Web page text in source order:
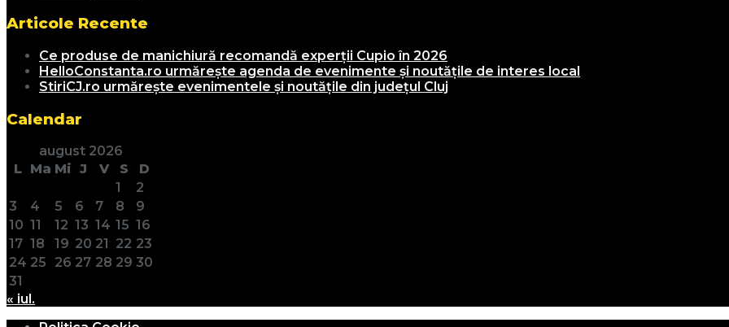
Articole Recente
Ce produse de manichiură recomandă experții Cupio în 2026
HelloConstanta.ro urmărește agenda de evenimente și noutățile de interes local
StiriCJ.ro urmărește evenimentele și noutățile din județul Cluj
Calendar
august 2026
L Ma Mi J V S
D
1
2
3
4 5 6 7 8
9
10 11 12 13 14 15 16
17 18 19 20 21 22 23
24 25 26 27 28 29 30
31
« iul.